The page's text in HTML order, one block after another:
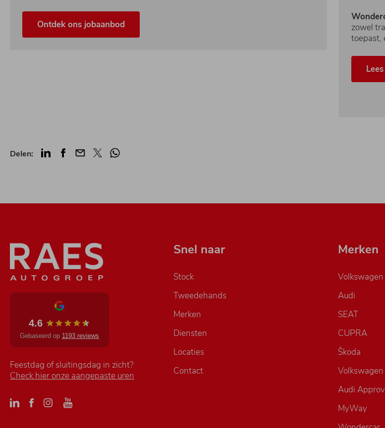
Ontdek ons jobaanbod
zowel
toepast,
Delen: LinkedInFacebook
Mail TwitterWhatsapp
4.6
Gebaseerd op 1193 reviews
Feestdag of sluitingsdag in zicht?
Check hier onze aangepaste uren
Snel naar
Stock
Tweedehands
Merken
Diensten
Locaties
Contact
Merken
Volkswagen
Audi
SEAT
CUPRA
Škoda
Audi
MyWay